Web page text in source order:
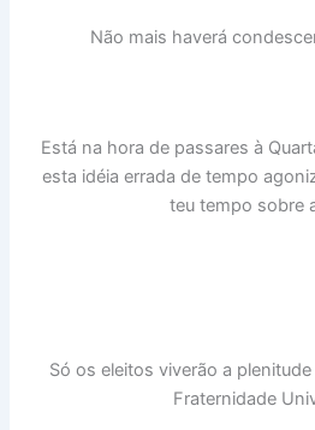
Não mais haverá
Está na hora de passares à
esta idéia errada de tempo
teu tempo sobre
Só os eleitos viverão a
Fraternidade